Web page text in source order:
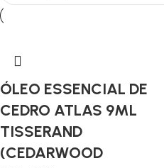
ÓLEO ESSENCIAL DE
CEDRO ATLAS 9ML
TISSERAND
(CEDARWOOD